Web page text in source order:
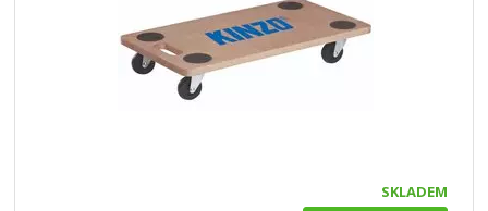
SKLADEM